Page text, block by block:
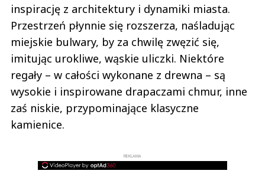
inspirację z architektury i dynamiki miasta.
Przestrzeń płynnie się rozszerza, naśladując
miejskie bulwary, by za chwilę zwęzić się,
imitując urokliwe, wąskie uliczki. Niektóre
regały – w całości wykonane z drewna – są
wysokie i inspirowane drapaczami chmur, inne
zaś niskie, przypominające klasyczne
kamienice.
REKLAMA